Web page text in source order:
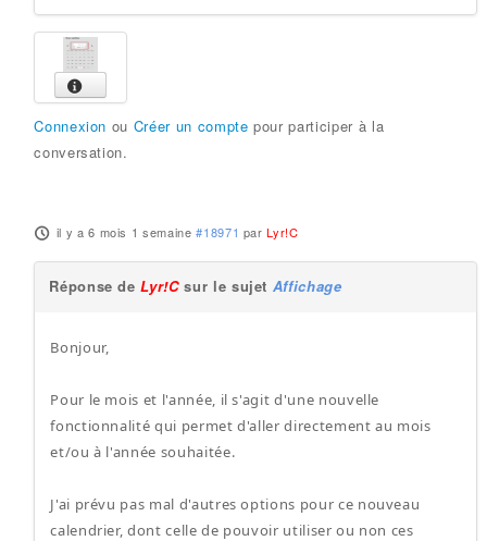
Connexion ou Créer un compte pour participer à la
conversation.
il y a 6 mois 1 semaine #18971 parLyr!C
Réponse deLyr!Csur le sujet Affichage
Bonjour,
Pour le mois et l'année, il s'agit d'une nouvelle
fonctionnalité qui permet d'aller directement au mois
et/ou à l'année souhaitée.
J'ai prévu pas mal d'autres options pour ce nouveau
calendrier, dont celle de pouvoir utiliser ou non ces